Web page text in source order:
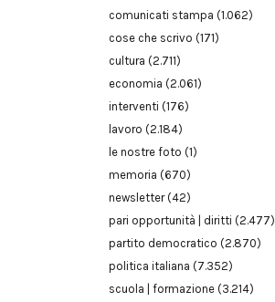
comunicati stampa (1.062)
cose che scrivo (171)
cultura (2.711)
economia (2.061)
interventi (176)
lavoro (2.184)
le nostre foto (1)
memoria (670)
newsletter(42)
pari opportunità | diritti (2.477)
partito democratico (2.870)
politica italiana (7.352)
scuola | formazione (3.214)